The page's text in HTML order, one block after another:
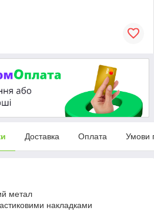
Доставка Оплата Умови
метал
накладками